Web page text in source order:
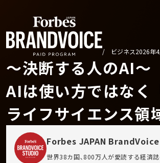
/ ビジネス2026年
〜決断する人のAI〜
AIは使い方ではなく
ライフサイエンス領
Forbes JAPAN
世界38カ国､800万人が愛読する経済